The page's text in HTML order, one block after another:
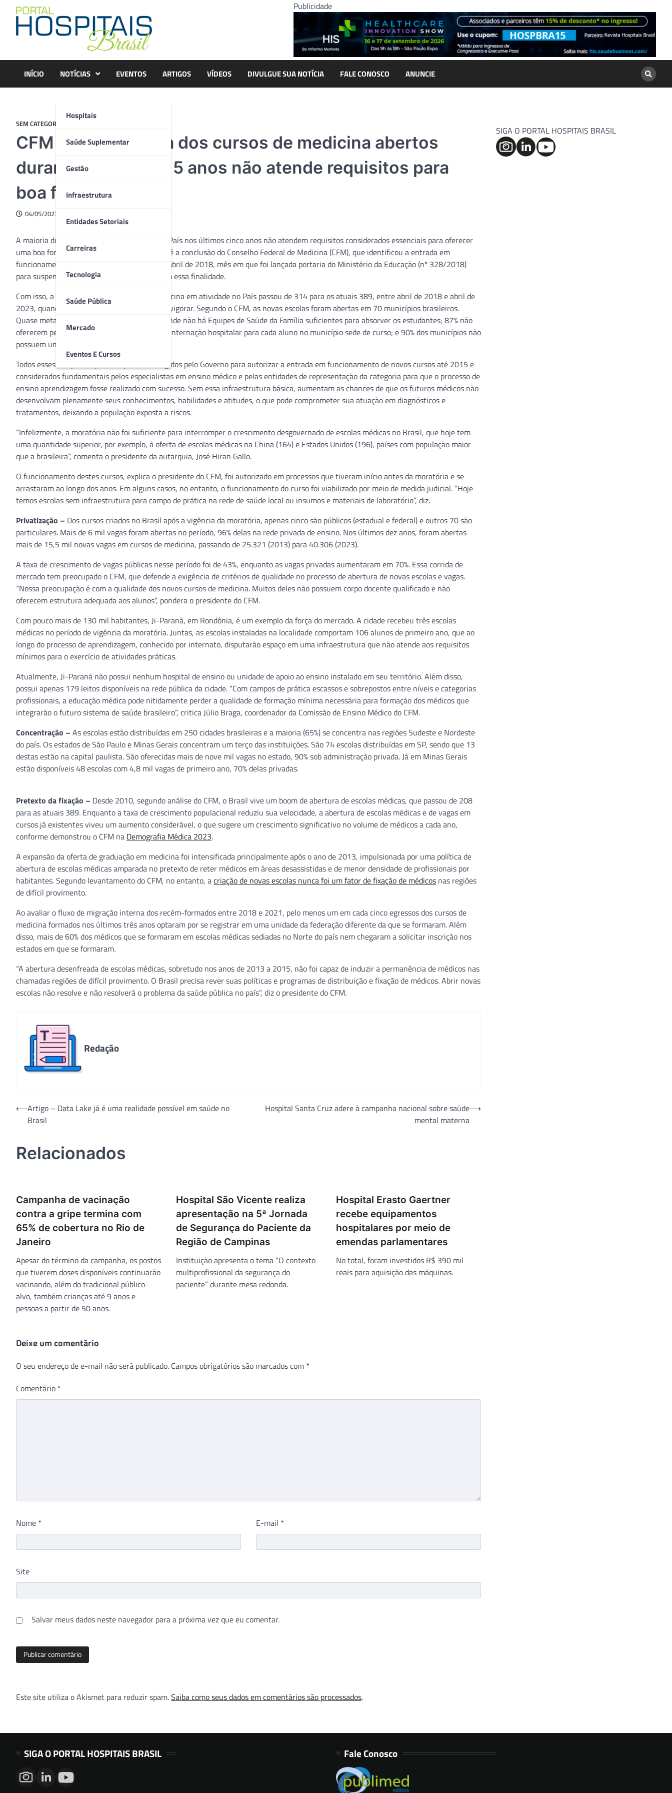
content
Publicidade
INÍCIO NOTÍCIAS
Hospitais
Saúde Suplementar
Gestão
Infraestrutura
Entidades Setoriais
Carreiras
Tecnologia
Saúde Pública
Mercado
Eventos E Cursos
EVENTOS ARTIGOS VÍDEOS DIVULGUE SUA NOTÍCIA FALE CONOSCO ANUNCIE
SEM CATEGORIA
CFM alerta: maioria dos cursos de medicina abertos
durante os últimos 5 anos não atende requisitos para
boa formação
04/05/2023
A maioria dos cursos de medicina abertos no País nos últimos cinco anos não atendem requisitos considerados essenciais para oferecer
uma boa formação aos futuros médicos. Essa é a conclusão do Conselho Federal de Medicina (CFM), que identificou a entrada em
funcionamento de 75 escolas médicas desde abril de 2018, mês em que foi lançada portaria do Ministério da Educação (nº 328/2018)
para suspender abertura de novos editais com essa finalidade.
Com isso, a quantidade de faculdades de medicina em atividade no País passou de 314 para os atuais 389, entre abril de 2018 e abril de
2023, quando a norma do Governo deixou de vigorar. Segundo o CFM, as novas escolas foram abertas em 70 municípios brasileiros.
Quase metade dos cursos estão em cidades onde não há Equipes de Saúde da Família suficientes para absorver os estudantes; 87% não
oferecem pelo menos cinco leitos públicos de internação hospitalar para cada aluno no município sede de curso; e 90% dos municípios não
possuem um hospital de ensino.
Todos esses são pré-requisitos que eram exigidos pelo Governo para autorizar a entrada em funcionamento de novos cursos até 2015 e
considerados fundamentais pelos especialistas em ensino médico e pelas entidades de representação da categoria para que o processo de
ensino aprendizagem fosse realizado com sucesso. Sem essa infraestrutura básica, aumentam as chances de que os futuros médicos não
desenvolvam plenamente seus conhecimentos, habilidades e atitudes, o que pode comprometer sua atuação em diagnósticos e
tratamentos, deixando a população exposta a riscos.
“Infelizmente, a moratória não foi suficiente para interromper o crescimento desgovernado de escolas médicas no Brasil, que hoje tem
uma quantidade superior, por exemplo, à oferta de escolas médicas na China (164) e Estados Unidos (196), países com população maior
que a brasileira”, comenta o presidente da autarquia, José Hiran Gallo.
O funcionamento destes cursos, explica o presidente do CFM, foi autorizado em processos que tiveram início antes da moratória e se
arrastaram ao longo dos anos. Em alguns casos, no entanto, o funcionamento do curso foi viabilizado por meio de medida judicial. “Hoje
temos escolas sem infraestrutura para campo de prática na rede de saúde local ou insumos e materiais de laboratório”, diz.
Privatização – Dos cursos criados no Brasil após a vigência da moratória, apenas cinco são públicos (estadual e federal) e outros 70 são
particulares. Mais de 6 mil vagas foram abertas no período, 96% delas na rede privada de ensino. Nos últimos dez anos, foram abertas
mais de 15,5 mil novas vagas em cursos de medicina, passando de 25.321 (2013) para 40.306 (2023).
A taxa de crescimento de vagas públicas nesse período foi de 43%, enquanto as vagas privadas aumentaram em 70%. Essa corrida de
mercado tem preocupado o CFM, que defende a exigência de critérios de qualidade no processo de abertura de novas escolas e vagas.
“Nossa preocupação é com a qualidade dos novos cursos de medicina. Muitos deles não possuem corpo docente qualificado e não
oferecem estrutura adequada aos alunos”, pondera o presidente do CFM.
Com pouco mais de 130 mil habitantes, Ji-Paraná, em Rondônia, é um exemplo da força do mercado. A cidade recebeu três escolas
médicas no período de vigência da moratória. Juntas, as escolas instaladas na localidade comportam 106 alunos de primeiro ano, que ao
longo do processo de aprendizagem, conhecido por internato, disputarão espaço em uma infraestrutura que não atende aos requisitos
mínimos para o exercício de atividades práticas.
Atualmente, Ji-Paraná não possui nenhum hospital de ensino ou unidade de apoio ao ensino instalado em seu território. Além disso,
possui apenas 179 leitos disponíveis na rede pública da cidade. “Com campos de prática escassos e sobrepostos entre níveis e categorias
profissionais, a educação médica pode nitidamente perder a qualidade de formação mínima necessária para formação dos médicos que
integrarão o futuro sistema de saúde brasileiro”, critica Júlio Braga, coordenador da Comissão de Ensino Médico do CFM.
Concentração – As escolas estão distribuídas em 250 cidades brasileiras e a maioria (65%) se concentra nas regiões Sudeste e Nordeste
do país. Os estados de São Paulo e Minas Gerais concentram um terço das instituições. São 74 escolas distribuídas em SP, sendo que 13
destas estão na capital paulista. São oferecidas mais de nove mil vagas no estado, 90% sob administração privada. Já em Minas Gerais
estão disponíveis 48 escolas com 4,8 mil vagas de primeiro ano, 70% delas privadas.
Pretexto da fixação – Desde 2010, segundo análise do CFM, o Brasil vive um boom de abertura de escolas médicas, que passou de 208
para as atuais 389. Enquanto a taxa de crescimento populacional reduziu sua velocidade, a abertura de escolas médicas e de vagas em
cursos já existentes viveu um aumento considerável, o que sugere um crescimento significativo no volume de médicos a cada ano,
conforme demonstrou o CFM na Demografia Médica 2023.
A expansão da oferta de graduação em medicina foi intensificada principalmente após o ano de 2013, impulsionada por uma política de
abertura de escolas médicas amparada no pretexto de reter médicos em áreas desassistidas e de menor densidade de profissionais por
habitantes. Segundo levantamento do CFM, no entanto, acriação de novas escolas nunca foi um fator de fixação de médicos nas regiões
de difícil provimento.
Ao avaliar o fluxo de migração interna dos recém-formados entre 2018 e 2021, pelo menos um em cada cinco egressos dos cursos de
medicina formados nos últimos três anos optaram por se registrar em uma unidade da federação diferente da que se formaram. Além
disso, mais de 60% dos médicos que se formaram em escolas médicas sediadas no Norte do país nem chegaram a solicitar inscrição nos
estados em que se formaram.
“A abertura desenfreada de escolas médicas, sobretudo nos anos de 2013 a 2015, não foi capaz de induzir a permanência de médicos nas
chamadas regiões de difícil provimento. O Brasil precisa rever suas políticas e programas de distribuição e fixação de médicos. Abrir novas
escolas não resolve e não resolverá o problema da saúde pública no país”, diz o presidente do CFM.
Redação
Navegação
⟵Artigo – Data Lake já é uma realidade possível em saúde no
Brasil
Hospital Santa Cruz adere à campanha nacional sobre saúde
mental materna
⟶
Relacionados
Campanha de vacinação
contra a gripe termina com
65% de cobertura no Rio de
Janeiro
Apesar do término da campanha, os postos
que tiverem doses disponíveis continuarão
vacinando, além do tradicional público-
alvo, também crianças até 9 anos e
pessoas a partir de 50 anos.
Hospital São Vicente realiza
apresentação na 5ª Jornada
de Segurança do Paciente da
Região de Campinas
Instituição apresenta o tema “O contexto
multiprofissional da segurança do
paciente” durante mesa redonda.
Hospital Erasto Gaertner
recebe equipamentos
hospitalares por meio de
emendas parlamentares
No total, foram investidos R$ 390 mil
reais para aquisição das máquinas.
Deixe um comentário
O seu endereço de e-mail não será publicado. Campos obrigatórios são marcados com *
Comentário *
Nome * E-mail *
Site
Salvar meus dados neste navegador para a próxima vez que eu comentar.
Este site utiliza o Akismet para reduzir spam.Saiba como seus dados em comentários são processados.
SIGA O PORTAL HOSPITAIS BRASIL
SIGA O PORTAL HOSPITAIS BRASIL Fale Conosco